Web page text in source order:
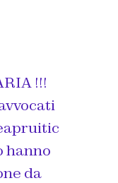
!!!
hanno
da